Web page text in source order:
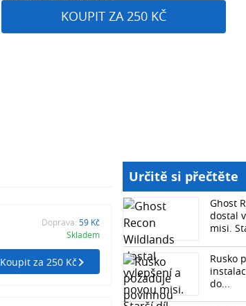
KOUPIT ZA 250 KČ
Doprava: 59 Kč
Skladem
Koupit za 250 Kč
Určitě si přečtěte
Ghost
dostal
misi.
Rusko
do...